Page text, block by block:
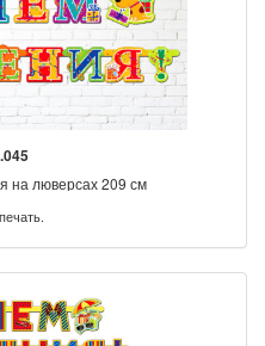
на люверсах 209 см